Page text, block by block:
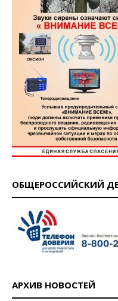
ОБЩЕРОССИЙСКИЙ
АРХИВ НОВОСТЕЙ